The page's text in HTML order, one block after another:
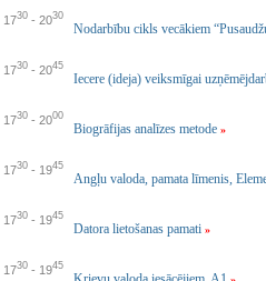
1730 - 2030
Nodarbību cikls vecākiem
1730 - 2045
Iecere (ideja) veiksmīgai
1730 - 2000
Biogrāfijas analīzes metode »
1730 - 1945
Angļu valoda, pamata līmenis,
1730 - 1945
Datora lietošanas pamati »
1730 - 1945